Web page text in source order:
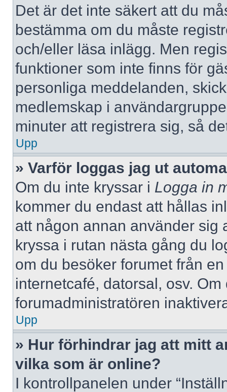
Det är det inte säkert att du
bestämma om du måste
och/eller läsa inlägg. Men
funktioner som inte finns för
personliga meddelanden,
medlemskap i
minuter att registrera sig, så
Upp
» Varför loggas jag ut
Om du inte kryssar i Logga in
kommer du endast att hållas
att någon annan använder sig
kryssa i rutan nästa gång du
om du besöker forumet från
internetcafé, datorsal, osv.
forumadministratören
Upp
» Hur förhindrar jag att mitt
vilka som är online?
I kontrollpanelen under